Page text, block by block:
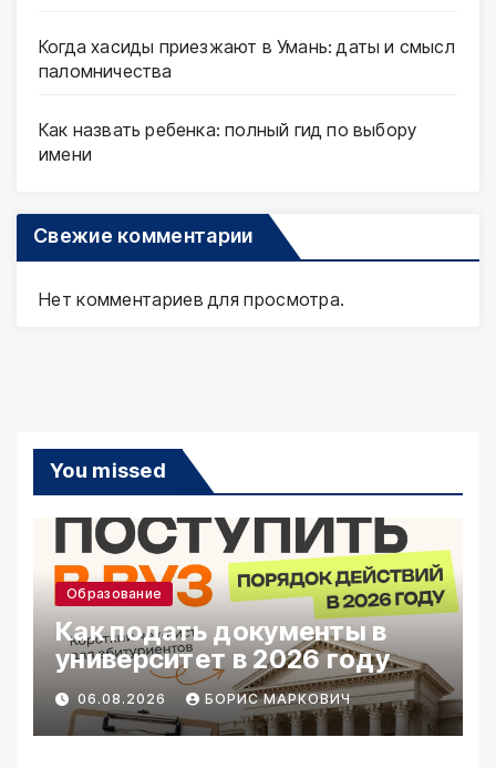
Когда хасиды приезжают в Умань: даты и смысл
паломничества
Как назвать ребенка: полный гид по выбору
имени
Свежие комментарии
Нет комментариев для просмотра.
You missed
Образование
Как подать документы в
университет в 2026 году
06.08.2026 БОРИС МАРКОВИЧ